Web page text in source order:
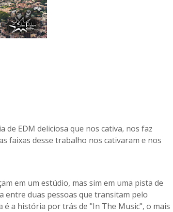
de EDM deliciosa que nos cativa, nos faz
faixas desse trabalho nos cativaram e nos
em um estúdio, mas sim em uma pista de
entre duas pessoas que transitam pelo
é a história por trás de "In The Music", o mais